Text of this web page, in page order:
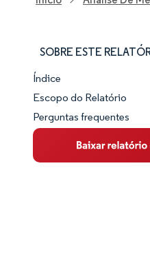
SOBRE ESTE
Panorama do
Visão Geral do
Principais
Índice
Escopo do Relatório
Perguntas frequentes